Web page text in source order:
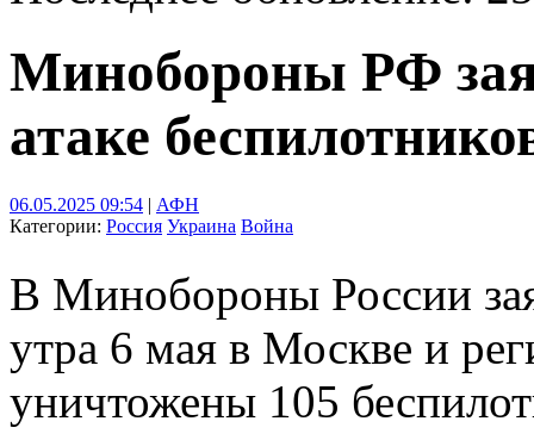
Минобороны РФ
атаке
06.05.2025 09:54 | АФН
Категории: Россия Украина Война
В Минобороны России
утра 6 мая в Москве и
уничтожены 105